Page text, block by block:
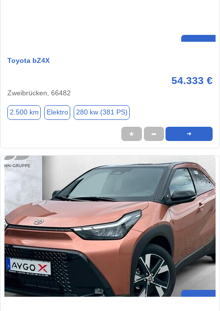
Toyota bZ4X
54.333 €
Zweibrücken, 66482
2.500 km Elektro 280 kw (381 PS)
★ ➦ ➜